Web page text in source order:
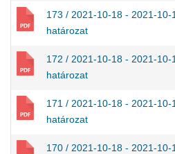
173 / 2021-10-18 - 2021-10-
határozat
172 / 2021-10-18 - 2021-10-
határozat
171 / 2021-10-18 - 2021-10-
határozat
170 / 2021-10-18 - 2021-10-